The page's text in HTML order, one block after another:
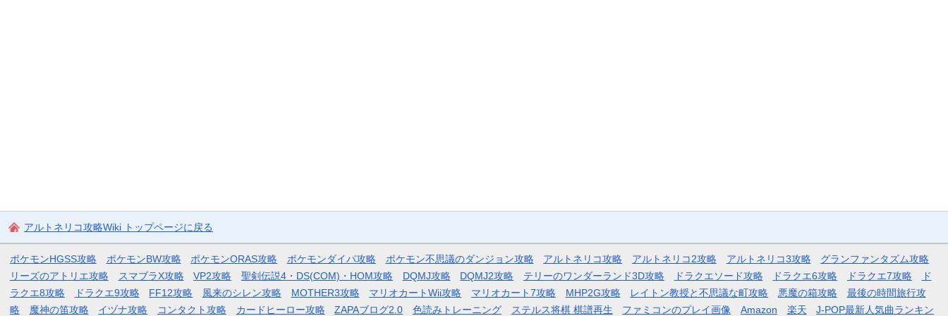
アルトネリコ攻略Wiki トップページに戻る
ポケモンHGSS攻略 ポケモンBW攻略 ポケモンORAS攻略 ポケモンダイパ攻略 ポケモン不思議のダンジョン攻略 アルトネリコ攻略 アルトネリコ2攻略 アルトネリコ3攻略
グランファンタズム攻略
リーズのアトリエ攻略
スマブラX攻略 VP2攻略 聖剣伝説4・DS(COM)・HOM攻略 DQMJ攻略 DQMJ2攻略 テリーのワンダーランド3D攻略 ドラクエソード攻略 ドラクエ6攻略 ドラクエ7攻略
ド
ラクエ8攻略
ドラクエ9攻略 FF12攻略 風来のシレン攻略 MOTHER3攻略 マリオカートWii攻略 マリオカート7攻略 MHP2G攻略 レイトン教授と不思議な町攻略 悪魔の箱攻略
最後の時間旅行攻
略
魔神の笛攻略 イヅナ攻略 コンタクト攻略 カードヒーロー攻略 ZAPAブログ2.0 色読みトレーニング ステルス将棋 棋譜再生 ファミコンのプレイ画像 Amazon 楽天 J-POP最新人気曲ランキン